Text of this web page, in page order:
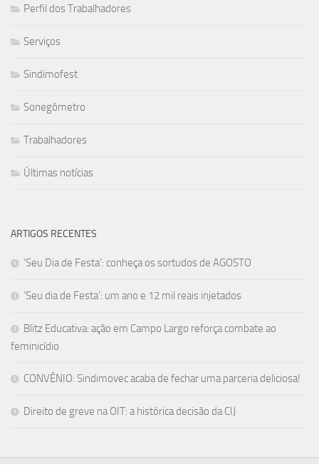
Perfil dos Trabalhadores
Serviços
Sindimofest
Sonegômetro
Trabalhadores
Últimas notícias
ARTIGOS RECENTES
‘Seu Dia de Festa’: conheça os sortudos de AGOSTO
‘Seu dia de Festa’: um ano e 12 mil reais injetados
Blitz Educativa: ação em Campo Largo reforça combate ao
feminicídio
CONVÊNIO: Sindimovec acaba de fechar uma parceria deliciosa!
Direito de greve na OIT: a histórica decisão da CIJ